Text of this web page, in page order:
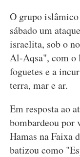
O grupo
sábado um
israelita, sob o
Al-Aqsa", com o
foguetes e a
terra, mar e ar.
Em resposta ao
bombardeou por
Hamas na Faixa
batizou como